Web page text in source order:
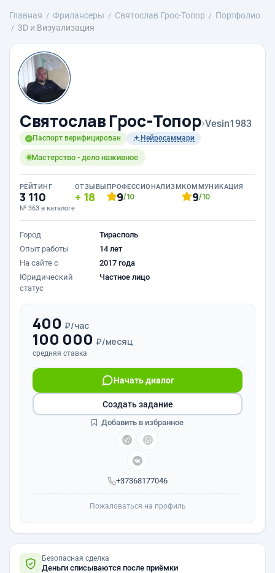
Главная Фрилансеры Святослав Грос-Топор
Портфолио
3D и Визуализация
Святослав Грос-Топор›Vesin1983
Паспорт верифицирован Нейросаммари
Мастерство - дело наживное
РЕЙТИНГ
3 110
№ 363 в каталоге
ОТЗЫВЫ
18
ПРОФЕССИОНАЛИЗМ
9/10
КОММУНИКАЦИЯ
9/10
Город
Тирасполь
Опыт работы
14 лет
На сайте с
2017 года
Юридический
статус
Частное лицо
400 ₽/час
100 000 ₽/месяц
средняя ставка
+37368177046
Начать диалог
Создать задание
Добавить в избранное
Пожаловаться на профиль
Безопасная сделка
Деньги списываются после приёмки